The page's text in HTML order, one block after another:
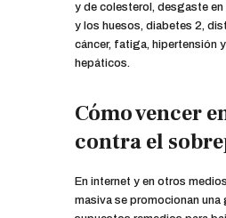
y de colesterol, desgaste en
y los huesos, diabetes 2,
cáncer, fatiga, hipertensión
hepáticos.
Cómo vencer
contra el
En internet y en otros
masiva se promocionan una